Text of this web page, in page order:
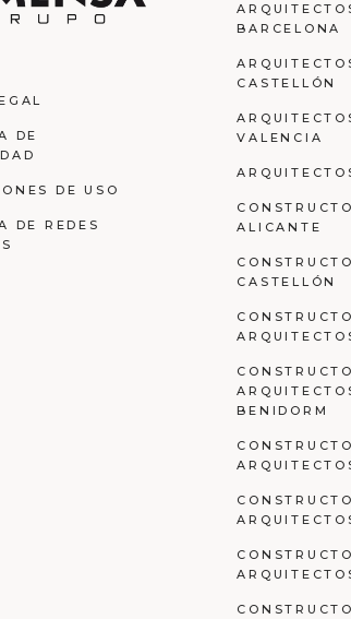
DE
DE USO
DE REDES
BARCELONA
CASTELLÓN
VALENCIA
ALICANTE
CASTELLÓN
BENIDORM